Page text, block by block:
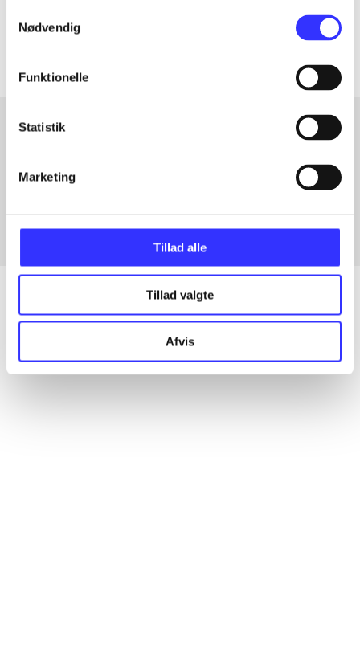
Nødvendig
Funktionelle
Statistik
Marketing
Tillad alle
Tillad valgte
Afvis
Artiklerne i
Fra
Alle registrerede artikler fordelt på udgivelser